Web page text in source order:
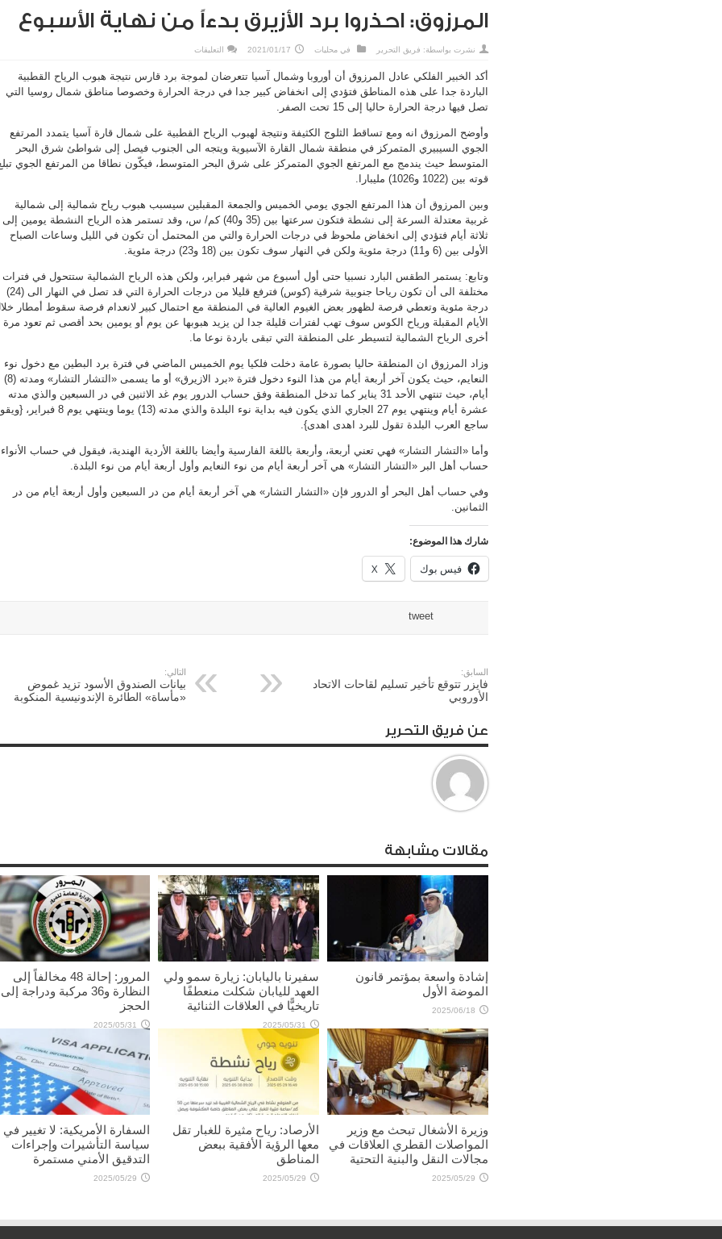
المرزوق: احذروا برد الأزيرق بدءاً من نهاية الأسبوع
نشرت بواسطة: فريق التحرير في محليات 2021/01/17 التعليقات
برد
الأزيرق
بدءاً
مغلقة
أكد الخبير الفلكي عادل المرزوق أن أوروبا وشمال آسيا تتعرضان لموجة برد قارس نتيجة هبوب الرياح القطبية
الباردة جدا على هذه المناطق فتؤدي إلى انخفاض كبير جدا في درجة الحرارة وخصوصا مناطق شمال روسيا التي
تصل فيها درجة الحرارة حاليا إلى 15 تحت الصفر.
وأوضح المرزوق انه ومع تساقط الثلوج الكثيفة ونتيجة لهبوب الرياح القطبية على شمال قارة آسيا يتمدد المرتفع
الجوي السيبيري المتمركز في منطقة شمال القارة الآسيوية ويتجه الى الجنوب فيصل إلى شواطئ شرق البحر
المتوسط حيث يندمج مع المرتفع الجوي المتمركز على شرق البحر المتوسط، فيكّون نطاقا من المرتفع الجوي
قوته بين (1022 و1026) مليبارا.
وبين المرزوق أن هذا المرتفع الجوي يومي الخميس والجمعة المقبلين سيسبب هبوب رياح شمالية إلى شمالية
غربية معتدلة السرعة إلى نشطة فتكون سرعتها بين (35 و40) كم/ س، وقد تستمر هذه الرياح النشطة يومين إلى
ثلاثة أيام فتؤدي إلى انخفاض ملحوظ في درجات الحرارة والتي من المحتمل أن تكون في الليل وساعات الصباح
الأولى بين (6 و11) درجة مئوية ولكن في النهار سوف تكون بين (18 و23) درجة مئوية.
وتابع: يستمر الطقس البارد نسبيا حتى أول أسبوع من شهر فبراير، ولكن هذه الرياح الشمالية ستتحول في فترات
مختلفة الى أن تكون رياحا جنوبية شرقية (كوس) فترفع قليلا من درجات الحرارة التي قد تصل في النهار الى (24)
درجة مئوية وتعطي فرصة لظهور بعض الغيوم العالية في المنطقة مع احتمال كبير لانعدام فرصة سقوط أمطار
الأيام المقبلة ورياح الكوس سوف تهب لفترات قليلة جدا لن يزيد هبوبها عن يوم أو يومين بحد أقصى ثم تعود مرة
أخرى الرياح الشمالية لتسيطر على المنطقة التي تبقى باردة نوعا ما.
وزاد المرزوق ان المنطقة حاليا بصورة عامة دخلت فلكيا يوم الخميس الماضي في فترة برد البطين مع دخول نوء
النعايم، حيث يكون آخر أربعة أيام من هذا النوء دخول فترة «برد الازيرق» أو ما يسمى «التشار التشار» ومدته (8)
أيام، حيث تنتهي الأحد 31 يناير كما تدخل المنطقة وفق حساب الدرور يوم غد الاثنين في در السبعين والذي مدته
عشرة أيام وينتهي يوم 27 الجاري الذي يكون فيه بداية نوء البلدة والذي مدته (13) يوما وينتهي يوم 8
ساجع العرب البلدة تقول للبرد اهدى اهدى}.
وأما «التشار التشار» فهي تعني أربعة، وأربعة باللغة الفارسية وأيضا باللغة الأردية الهندية، فيقول في حساب الأنواء
حساب أهل البر «التشار التشار» هي آخر أربعة أيام من نوء النعايم وأول أربعة أيام من نوء البلدة.
وفي حساب أهل البحر أو الدرور فإن «التشار التشار» هي آخر أربعة أيام من در السبعين وأول أربعة أيام من در
الثمانين.
شارك هذا الموضوع:
فيس بوك X
tweet
السابق:
فايزر تتوقع تأخير تسليم لقاحات الاتحاد
الأوروبي
التالي:
بيانات الصندوق الأسود تزيد غموض
«مأساة» الطائرة الإندونيسية المنكوبة
عن فريق التحرير
مقالات مشابهة
إشادة واسعة بمؤتمر قانون
الموضة الأول
2025/06/18
سفيرنا باليابان: زيارة سمو ولي
العهد لليابان شكلت منعطفًا
تاريخيًّا في العلاقات الثنائية
2025/05/31
المرور: إحالة 48 مخالفاً إلى
النظارة و36 مركبة ودراجة إلى
الحجز
2025/05/31
وزيرة الأشغال تبحث مع وزير
المواصلات القطري العلاقات في
مجالات النقل والبنية التحتية
2025/05/29
الأرصاد: رياح مثيرة للغبار تقل
معها الرؤية الأفقية ببعض
المناطق
2025/05/29
السفارة الأمريكية: لا تغيير في
سياسة التأشيرات وإجراءات
التدقيق الأمني مستمرة
2025/05/29